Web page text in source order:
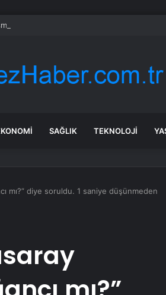
Hürmüz Boğazı’nın derhal açılması
SAĞLIK TEKNOLOJI
mı?” diye soruldu. 1 saniye düşünmeden